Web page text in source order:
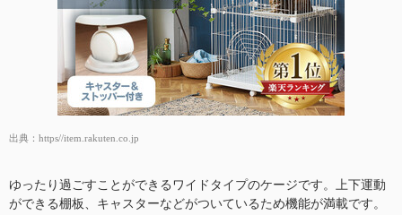
出典： https//item.rakuten.co.jp
ゆったり過ごすことができるワイドタイプのケージです。上下運動
ができる棚板、キャスターなどがついているため機能が満載です。